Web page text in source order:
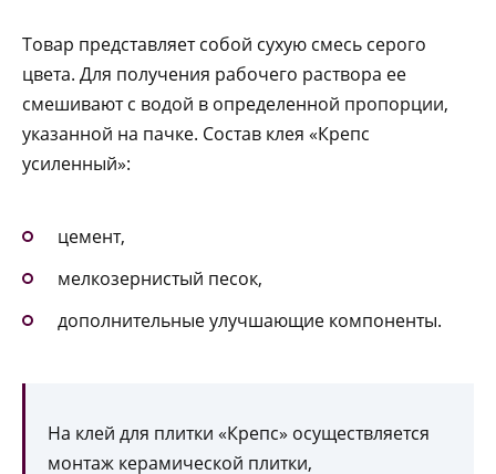
Товар представляет собой сухую смесь серого
цвета. Для получения рабочего раствора ее
смешивают с водой в определенной пропорции,
указанной на пачке. Состав клея «Крепс
усиленный»:
цемент,
мелкозернистый песок,
дополнительные улучшающие компоненты.
На клей для плитки «Крепс» осуществляется
монтаж керамической плитки,